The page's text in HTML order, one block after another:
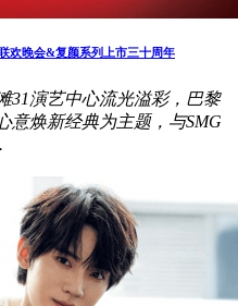
欢晚会&复颜系列上市三十周年
31演艺中心流光溢彩，巴黎
意焕新经典为主题，与SMG